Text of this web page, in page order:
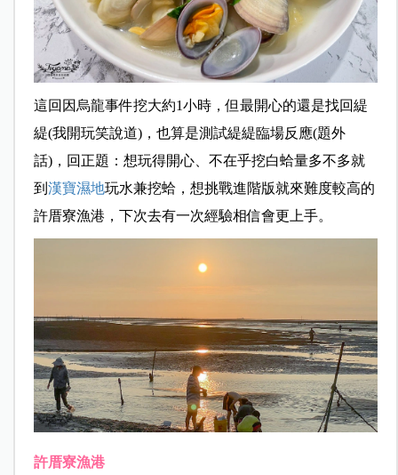
這回因烏龍事件挖大約1小時，但最開心的還是找回緹
緹(我開玩笑說道)，也算是測試緹緹臨場反應(題外
話)，回正題：想玩得開心、不在乎挖白蛤量多不多就
到 漢寶濕地玩水兼挖蛤，想挑戰進階版就來難度較高的
許厝寮漁港，下次去有一次經驗相信會更上手。
許厝寮漁港